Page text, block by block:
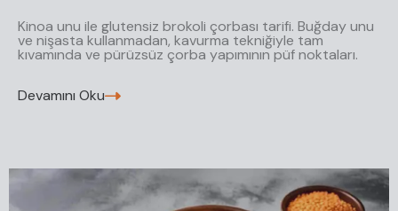
Kinoa unu ile glutensiz brokoli çorbası tarifi. Buğday unu
ve nişasta kullanmadan, kavurma tekniğiyle tam
kıvamında ve pürüzsüz çorba yapımının püf noktaları.
Devamını Oku